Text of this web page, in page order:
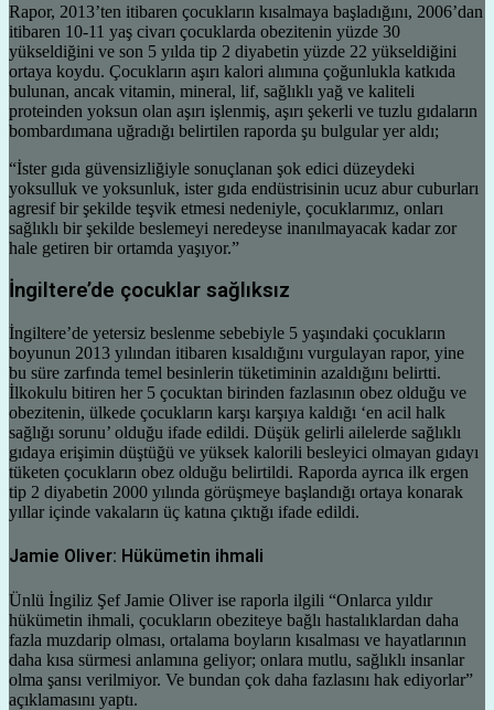
Rapor, 2013’ten itibaren çocukların kısalmaya başladığını, 2006’dan
itibaren 10-11 yaş civarı çocuklarda obezitenin yüzde 30
yükseldiğini ve son 5 yılda tip 2 diyabetin yüzde 22 yükseldiğini
ortaya koydu. Çocukların aşırı kalori alımına çoğunlukla katkıda
bulunan, ancak vitamin, mineral, lif, sağlıklı yağ ve kaliteli
proteinden yoksun olan aşırı işlenmiş, aşırı şekerli ve tuzlu gıdaların
bombardımana uğradığı belirtilen raporda şu bulgular yer aldı;
“İster gıda güvensizliğiyle sonuçlanan şok edici düzeydeki
yoksulluk ve yoksunluk, ister gıda endüstrisinin ucuz abur cuburları
agresif bir şekilde teşvik etmesi nedeniyle, çocuklarımız, onları
sağlıklı bir şekilde beslemeyi neredeyse inanılmayacak kadar zor
hale getiren bir ortamda yaşıyor.”
İngiltere’de çocuklar sağlıksız
İngiltere’de yetersiz beslenme sebebiyle 5 yaşındaki çocukların
boyunun 2013 yılından itibaren kısaldığını vurgulayan rapor, yine
bu süre zarfında temel besinlerin tüketiminin azaldığını belirtti.
İlkokulu bitiren her 5 çocuktan birinden fazlasının obez olduğu ve
obezitenin, ülkede çocukların karşı karşıya kaldığı ‘en acil halk
sağlığı sorunu’ olduğu ifade edildi. Düşük gelirli ailelerde sağlıklı
gıdaya erişimin düştüğü ve yüksek kalorili besleyici olmayan gıdayı
tüketen çocukların obez olduğu belirtildi. Raporda ayrıca ilk ergen
tip 2 diyabetin 2000 yılında görüşmeye başlandığı ortaya konarak
yıllar içinde vakaların üç katına çıktığı ifade edildi.
Jamie Oliver: Hükümetin ihmali
Ünlü İngiliz Şef Jamie Oliver ise raporla ilgili “Onlarca yıldır
hükümetin ihmali, çocukların obeziteye bağlı hastalıklardan daha
fazla muzdarip olması, ortalama boyların kısalması ve hayatlarının
daha kısa sürmesi anlamına geliyor; onlara mutlu, sağlıklı insanlar
olma şansı verilmiyor. Ve bundan çok daha fazlasını hak ediyorlar”
açıklamasını yaptı.